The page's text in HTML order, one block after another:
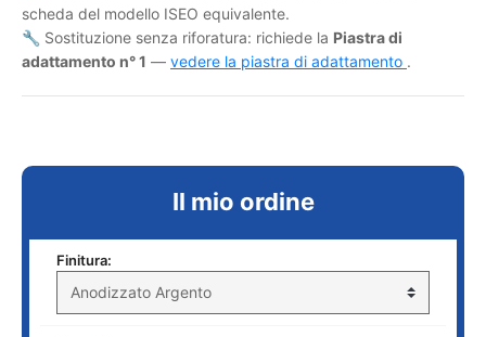
scheda del modello ISEO equivalente.
🔧 Sostituzione senza riforatura: richiede la Piastra di
adattamento n° 1 — vedere la piastra di adattamento .
Il mio ordine
Finitura: